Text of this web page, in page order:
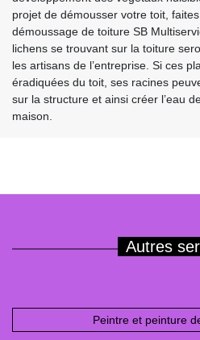
projet de démousser votre toit,
démoussage de toiture SB
lichens se trouvant sur la toiture
les artisans de l’entreprise. Si ces
éradiquées du toit, ses racines
sur la structure et ainsi créer l’eau
maison.
Autres
Peintre et peinture